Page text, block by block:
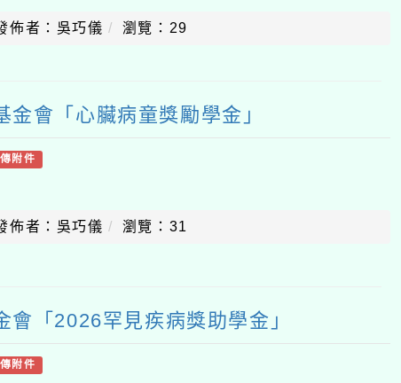
佈者：吳巧儀 瀏覽：29
會「心臟病童獎勵學金」
附件
佈者：吳巧儀 瀏覽：31
會「2026罕見疾病獎助學金」
附件